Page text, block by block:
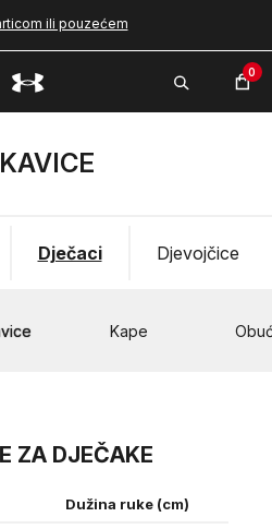
ili pouzećem
0
Djevojčice
Dječaci
Kape
ZA DJEČAKE
Dužina ruke (cm)